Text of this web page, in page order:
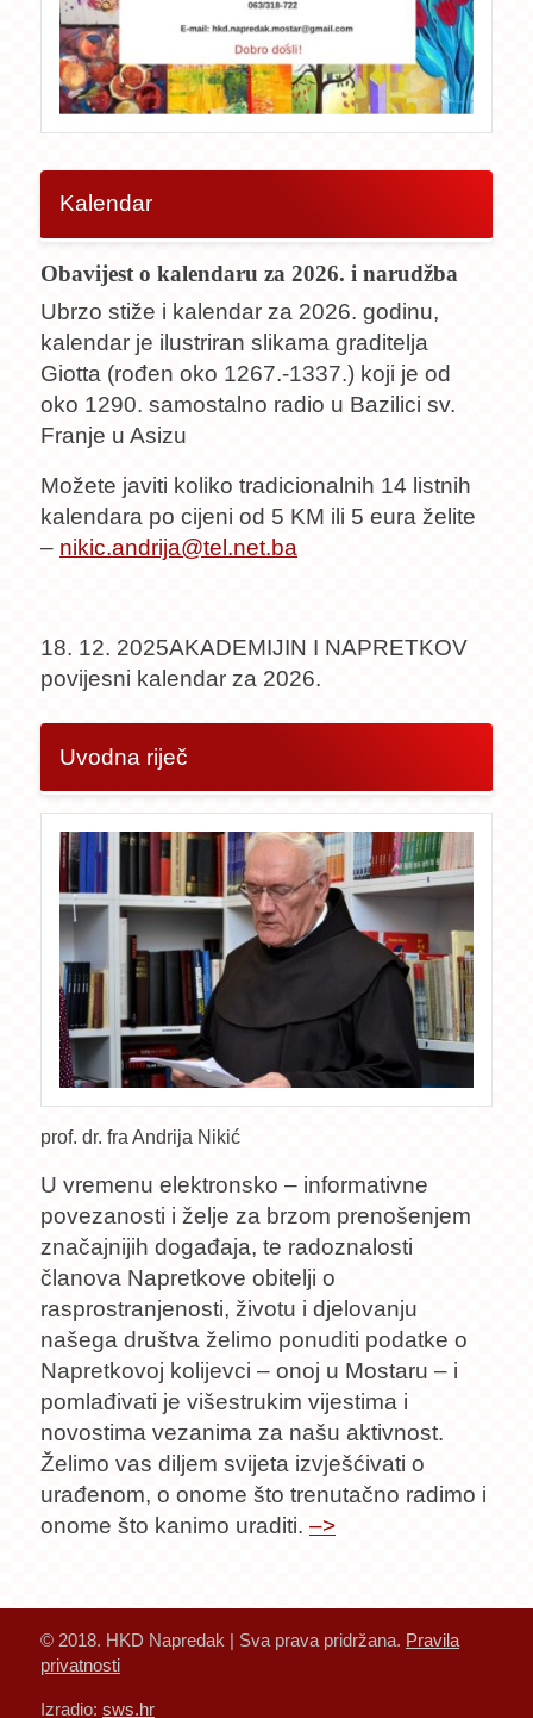
Kalendar
Obavijest o kalendaru za 2026. i narudžba
Ubrzo stiže i kalendar za 2026. godinu,
kalendar je ilustriran slikama graditelja
Giotta (rođen oko 1267.-1337.) koji je od
oko 1290. samostalno radio u Bazilici sv.
Franje u Asizu
Možete javiti koliko tradicionalnih 14 listnih
kalendara po cijeni od 5 KM ili 5 eura želite
– nikic.andrija@tel.net.ba
18. 12. 2025AKADEMIJIN I NAPRETKOV
povijesni kalendar za 2026.
Uvodna riječ
prof. dr. fra Andrija Nikić
U vremenu elektronsko – informativne
povezanosti i želje za brzom prenošenjem
značajnijih događaja, te radoznalosti
članova Napretkove obitelji o
rasprostranjenosti, životu i djelovanju
našega društva želimo ponuditi podatke o
Napretkovoj kolijevci – onoj u Mostaru – i
pomlađivati je višestrukim vijestima i
novostima vezanima za našu aktivnost.
Želimo vas diljem svijeta izvješćivati o
urađenom, o onome što trenutačno radimo i
onome što kanimo uraditi. –>
© 2018. HKD Napredak | Sva prava pridržana. Pravila
privatnosti
Izradio: sws.hr